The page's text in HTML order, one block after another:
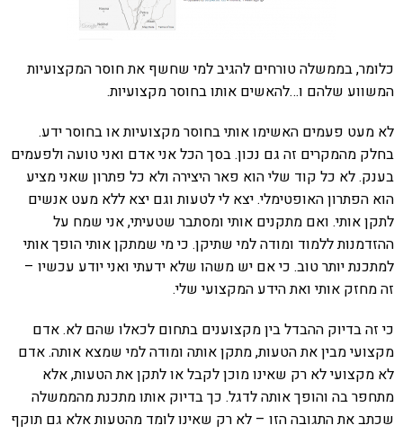
בממשלה טורחים להגיב למי שחשף את חוסר המקצועיות
שלהם ו…להאשים אותו בחוסר מקצועיות.
פעמים האשימו אותי בחוסר מקצועיות או בחוסר ידע.
מהמקרים זה גם נכון. בסך הכל אני אדם ואני טועה ולפעמים
לא כל קוד שלי הוא פאר היצירה ולא כל פתרון שאני מציע
האופטימלי. יצא לי לטעות וגם יצא ללא מעט אנשים
אותי. ואם מתקנים אותי ומסתבר שטעיתי, אני שמח על
ללמוד ומודה למי שתיקן. כי מי שמתקן אותי הופך אותי
יותר טוב. כי אם יש משהו שלא ידעתי ואני יודע עכשיו –
אותי ואת הידע המקצועי שלי.
בדיוק ההבדל בין מקצוענים בתחום לכאלו שהם לא. אדם
מבין את הטעות, מתקן אותה ומודה למי שמצא אותה. אדם
לא רק שאינו מוכן לקבל או לתקן את הטעות, אלא
בה והופך אותה לדגל. כך בדיוק אותו מתכנת מהממשלה
את התגובה הזו – לא רק שאינו לומד מהטעות אלא גם תוקף